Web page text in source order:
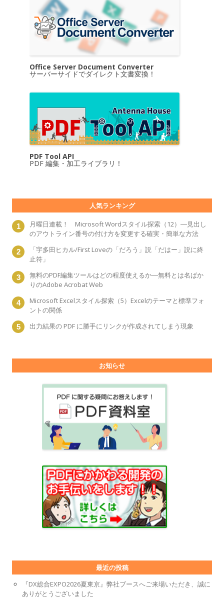
Office Server Document Converter
サーバーサイドでダイレクト文書変換！
PDF Tool API
PDF 編集・加工ライブラリ！
人気ランキング
月曜日連載！ Microsoft Wordスタイル探索（12）―見出し
のアウトライン番号の付け方を変更する確実・簡単な方法
「宇多田ヒカル/First Loveの「だろう」説「だはー」説に終
止符」
無料のPDF編集ツールはどの程度使えるか―無料とは名ばか
りのAdobe Acrobat Web
Microsoft Excelスタイル探索（5）Excelのテーマと標準フォ
ントの関係
出力結果の PDF に勝手にリンクが作成されてしまう現象
お知らせ
最近の投稿
『DX総合EXPO2026夏東京』弊社ブースへご来場いただき、誠に
ありがとうございました